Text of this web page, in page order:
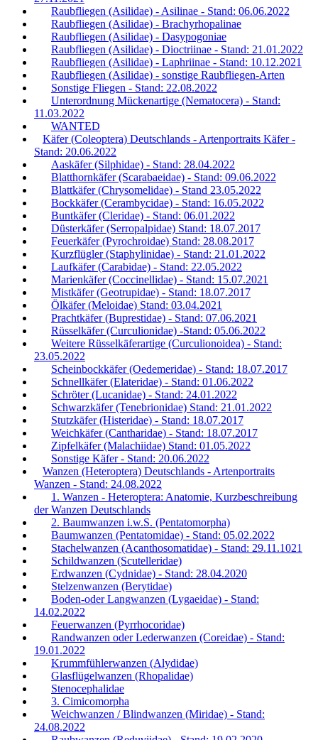
Raubfliegen (Asilidae) - Asilinae - Stand: 06.06.2022
Raubfliegen (Asilidae) - Brachyrhopalinae
Raubfliegen (Asilidae) - Dasypogoniae
Raubfliegen (Asilidae) - Dioctriinae - Stand: 21.01.2022
Raubfliegen (Asilidae) - Laphriinae - Stand: 10.12.2021
Raubfliegen (Asilidae) - sonstige Raubfliegen-Arten
Sonstige Fliegen - Stand: 22.08.2022
Unterordnung Mückenartige (Nematocera) - Stand:
11.03.2022
WANTED
Käfer (Coleoptera) Deutschlands - Artenportraits Käfer -
Stand: 20.06.2022
Aaskäfer (Silphidae) - Stand: 28.04.2022
Blatthornkäfer (Scarabaeidae) - Stand: 09.06.2022
Blattkäfer (Chrysomelidae) - Stand 23.05.2022
Bockkäfer (Cerambycidae) - Stand: 16.05.2022
Buntkäfer (Cleridae) - Stand: 06.01.2022
Düsterkäfer (Serropalpidae) Stand: 18.07.2017
Feuerkäfer (Pyrochroidae) Stand: 28.08.2017
Kurzflügler (Staphylinidae) - Stand: 21.01.2022
Laufkäfer (Carabidae) - Stand: 22.05.2022
Marienkäfer (Coccinellidae) - Stand: 15.07.2021
Mistkäfer (Geotrupidae) - Stand: 18.07.2017
Ölkäfer (Meloidae) Stand: 03.04.2021
Prachtkäfer (Buprestidae) - Stand: 07.06.2021
Rüsselkäfer (Curculionidae) -Stand: 05.06.2022
Weitere Rüsselkäferartige (Curculionoidea) - Stand:
23.05.2022
Scheinbockkäfer (Oedemeridae) - Stand: 18.07.2017
Schnellkäfer (Elateridae) - Stand: 01.06.2022
Schröter (Lucanidae) - Stand: 24.01.2022
Schwarzkäfer (Tenebrionidae) Stand: 21.01.2022
Stutzkäfer (Histeridae) - Stand: 18.07.2017
Weichkäfer (Cantharidae) - Stand: 18.07.2017
Zipfelkäfer (Malachiidae) Stand: 01.05.2022
Sonstige Käfer - Stand: 20.06.2022
Wanzen (Heteroptera) Deutschlands - Artenportraits
Wanzen - Stand: 24.08.2022
1. Wanzen - Heteroptera: Anatomie, Kurzbeschreibung
der Wanzen Deutschlands
2. Baumwanzen i.w.S. (Pentatomorpha)
Baumwanzen (Pentatomidae) - Stand: 05.02.2022
Stachelwanzen (Acanthosomatidae) - Stand: 29.11.1021
Schildwanzen (Scutelleridae)
Erdwanzen (Cydnidae) - Stand: 28.04.2020
Stelzenwanzen (Berytidae)
Boden-oder Langwanzen (Lygaeidae) - Stand:
14.02.2022
Feuerwanzen (Pyrrhocoridae)
Randwanzen oder Lederwanzen (Coreidae) - Stand:
19.01.2022
Krummfühlerwanzen (Alydidae)
Glasflügelwanzen (Rhopalidae)
Stenocephalidae
3. Cimicomorpha
Weichwanzen / Blindwanzen (Miridae) - Stand:
24.08.2022